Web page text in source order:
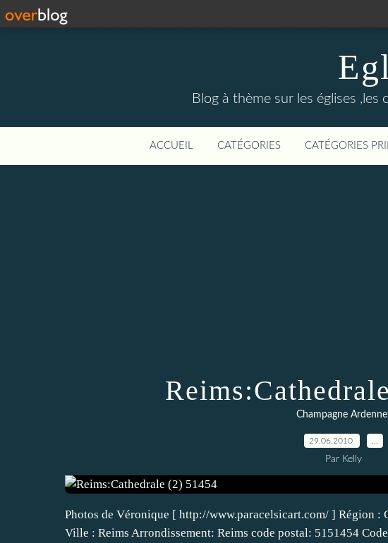
Blog à thème sur les églises
ACCUEIL CATÉGORIES CATÉGORIES
Champagne
29.06.2010
Par Kelly
Photos de Véronique [ http://www.paracelsicart.com/ ] Région :
Ville : Reims Arrondissement: Reims code postal: 5151454